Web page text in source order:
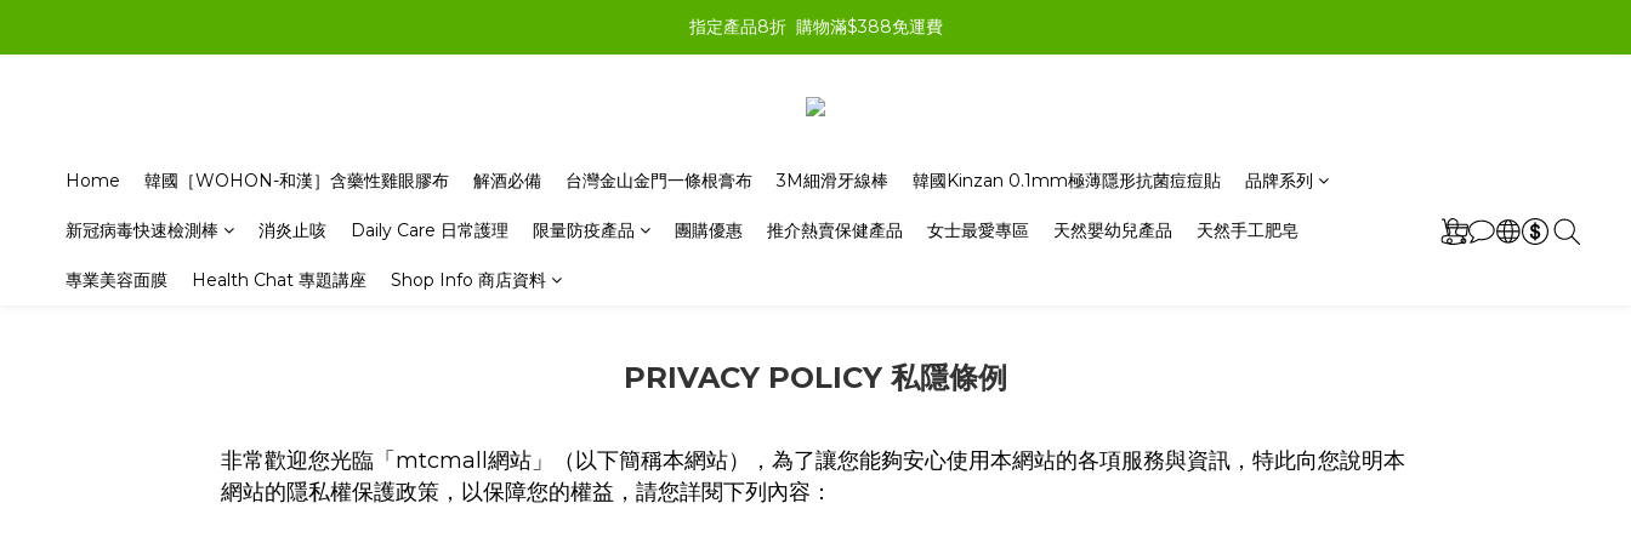
指定產品8折  購物滿$388免運費
Home 韓國［WOHON-和漢］含藥性雞眼膠布 解酒必備 台灣金山金門一條根膏布 3M細滑牙線棒 韓國Kinzan 0.1mm極薄隱形抗菌痘痘貼 品牌系列
新冠病毒快速檢測棒 消炎止咳 Daily Care 日常護理 限量防疫產品 團購優惠 推介熱賣保健產品 女士最愛專區 天然嬰幼兒產品 天然手工肥皂
專業美容面膜 Health Chat 專題講座 Shop Info 商店資料
PRIVACY POLICY 私隱條例
非常歡迎您光臨「 mtcmall 網站」（以下簡稱本網站），為了讓您能夠安心使用本網站的各項服務與資訊，特此向您說明本
網站的隱私權保護政策，以保障您的權益，請您詳閱下列內容：